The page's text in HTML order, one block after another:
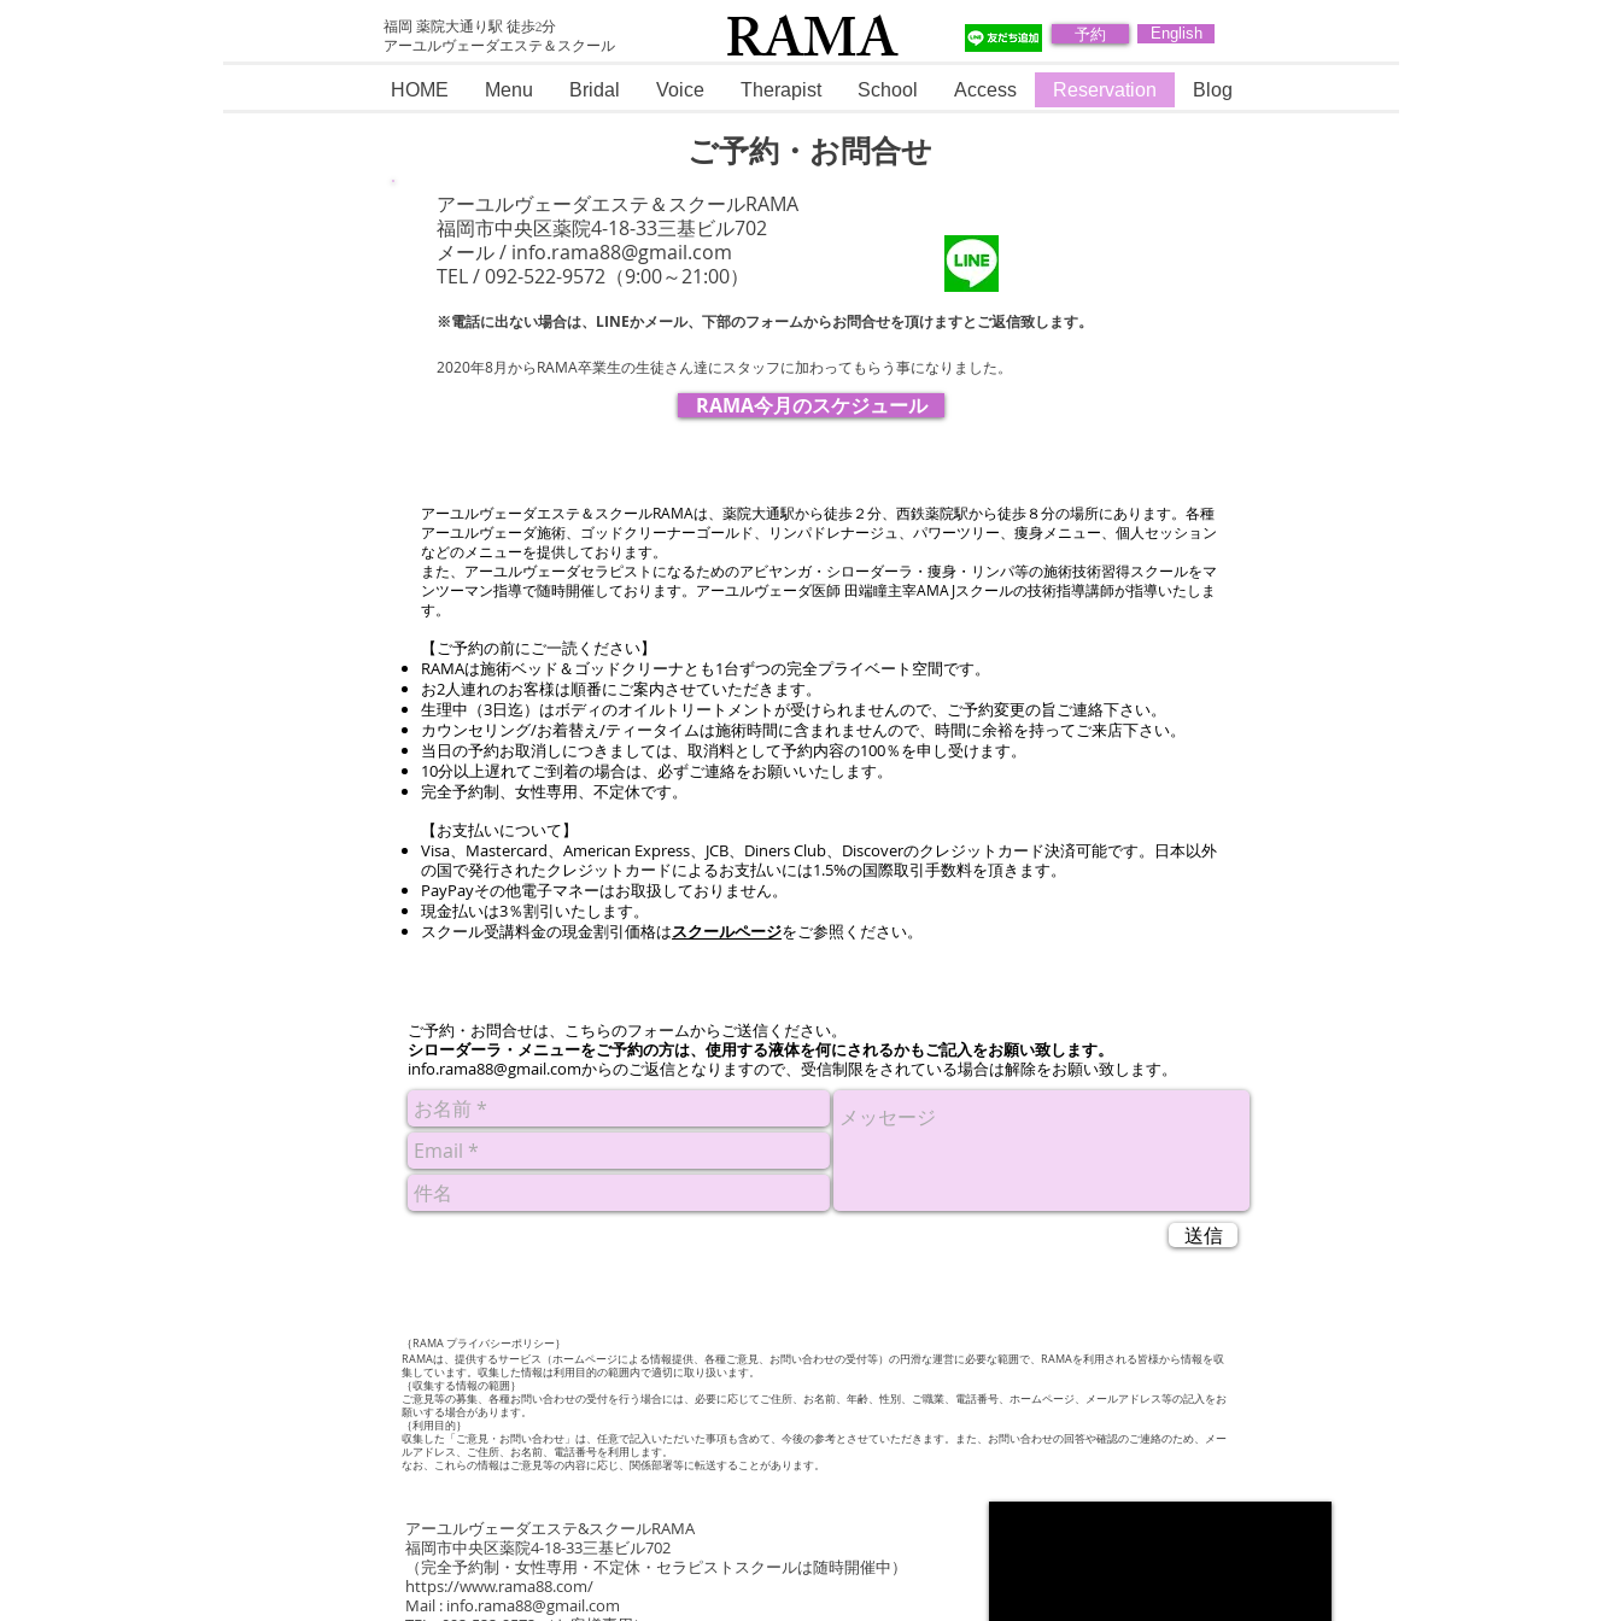
福岡 薬院大通り駅 徒歩2分
アーユルヴェーダエステ＆スクール
RAMA 予約 English
HOME Menu Bridal Voice Therapist School Access Reservation Blog
ご予約・お問合せ
アーユルヴェーダエステ＆スクールRAMA
福岡市中央区薬院4-18-33三基ビル702
​メール / info.rama88@gmail.com
TEL / 092-522-9572（9:00～21:00）
※電話に出ない場合は、LINEかメール、下部のフォームからお問合せを頂けますとご返信致します。
2020年8月からRAMA卒業生の生徒さん達にスタッフに加わってもらう事になりました。
RAMA今月のスケジュール
アーユルヴェーダエステ＆スクールRAMAは、薬院大通駅から徒歩２分、西鉄薬院駅から徒歩８分の場所にあります。各種
アーユルヴェーダ施術、ゴッドクリーナーゴールド、リンパドレナージュ、パワーツリー、痩身メニュー、個人セッション
などのメニューを提供しております。
また、アーユルヴェーダセラピストになるためのアビヤンガ・シローダーラ・痩身・リンパ等の施術技術習得スクールをマ
ンツーマン指導で随時開催しております。アーユルヴェーダ医師 田端瞳主宰AMAJスクールの技術指導講師が指導いたしま
す。
【ご予約の前にご一読ください】
RAMAは施術ベッド＆ゴッドクリーナとも1台ずつの完全プライベート空間です。
お2人連れのお客様は順番にご案内させていただきます。
生理中（3日迄）はボディのオイルトリートメントが受けられませんので、ご予約変更の旨ご連絡下さい。
​カウンセリング/お着替え/ティータイムは施術時間に含まれませんので、時間に余裕を持ってご来店下さい。
当日の予約お取消しにつきましては、取消料として予約内容の100％を申し受けます。
10分以上遅れてご到着の場合は、必ずご連絡をお願いいたします。​
​完全予約制、女性専用、不定休です。
​【お支払いについて】
Visa、Mastercard、American Express、JCB、Diners Club、Discoverのクレジットカード決済可能です。日本以外
の国で発行されたクレジットカードによるお支払いには1.5%の国際取引手数料を頂きます。
PayPayその他電子マネーはお取扱しておりません。
現金払いは3％割引いたします。
スクール受講料金の現金割引価格はスクールページをご参照ください。
ご予約・お問合せは、こちらのフォームからご送信ください。
シローダーラ・メニューをご予約の方は、使用する液体を何にされるかもご記入をお願い致します。
info.rama88@gmail.comからのご返信となりますので、受信制限をされている場合は解除をお願い致します。
送信
｛RAMA プライバシーポリシー｝
​​RAMAは、提供するサービス（ホームページによる情報提供、各種ご意見、お問い合わせの受付等）の円滑な運営に必要な範囲で、RAMAを利用される皆様から情報を収
集しています。収集した情報は利用目的の範囲内で適切に取り扱います。
｛収集する情報の範囲｝
ご意見等の募集、各種お問い合わせの受付を行う場合には、必要に応じてご住所、お名前、年齢、性別、ご職業、電話番号、ホームページ、メールアドレス等の記入をお
願いする場合があります。
｛利用目的｝
収集した「ご意見・お問い合わせ」は、任意で記入いただいた事項も含めて、今後の参考とさせていただきます。また、お問い合わせの回答や確認のご連絡のため、メー
ルアドレス、ご住所、お名前、電話番号を利用します。
なお、これらの情報はご意見等の内容に応じ、関係部署等に転送することがあります。
アーユルヴェーダエステ&スクールRAMA
福岡市中央区薬院4-18-33三基ビル702
​​（完全予約制・女性専用・不定休・セラピストスクールは随時開催中）
https://www.rama88.com/
Mail : info.rama88@gmail.com